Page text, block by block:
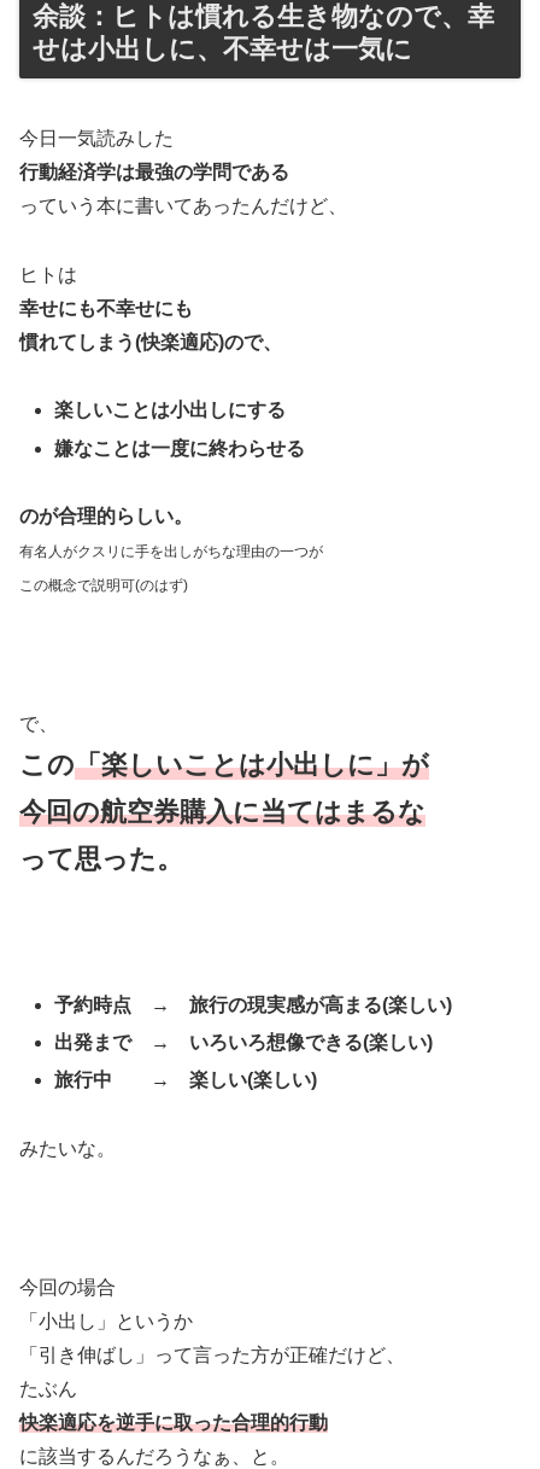
余談：ヒトは慣れる生き物なので、幸
せは小出しに、不幸せは一気に
今日一気読みした
行動経済学は最強の学問である
っていう本に書いてあったんだけど、
ヒトは
幸せにも不幸せにも
慣れてしまう(快楽適応)ので、
楽しいことは小出しにする
嫌なことは一度に終わらせる
のが合理的らしい。
有名人がクスリに手を出しがちな理由の一つが
この概念で説明可(のはず)
で、
この「楽しいことは小出しに」が
今回の航空券購入に当てはまるな
って思った。
予約時点 → 旅行の現実感が高まる(楽しい)
出発まで → いろいろ想像できる(楽しい)
旅行中 → 楽しい(楽しい)
みたいな。
今回の場合
「小出し」というか
「引き伸ばし」って言った方が正確だけど、
たぶん
快楽適応を逆手に取った合理的行動
に該当するんだろうなぁ、と。